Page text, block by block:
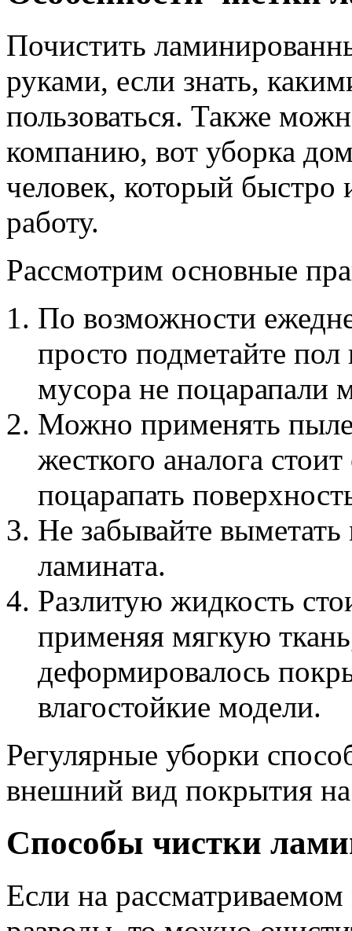
Почистить
руками, если знать,
пользоваться. Также
компанию, вот уборка
человек, который быстро
работу.
Рассмотрим основные
По возможности
просто подметайте
мусора не поцарапали
Можно применять
жесткого аналога
поцарапать
Не забывайте
ламината.
Разлитую жидкость
применяя мягкую
деформировалось
влагостойкие модели.
Регулярные уборки
внешний вид покрытия
Способы чистки
Если на